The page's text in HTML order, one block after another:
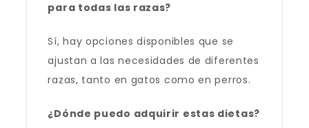
para todas las razas?
Sí, hay opciones disponibles que se
ajustan a las necesidades de diferentes
razas, tanto en gatos como en perros.
¿Dónde puedo adquirir estas dietas?